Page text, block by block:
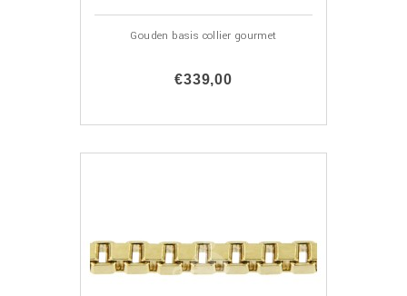
Gouden basis collier gourmet
€339,00